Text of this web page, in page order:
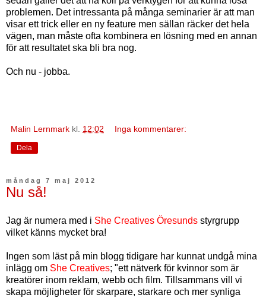
problemen. Det intressanta på många seminarier är att man
visar ett trick eller en ny feature men sällan räcker det hela
vägen, man måste ofta kombinera en lösning med en annan
för att resultatet ska bli bra nog.
Och nu - jobba.
Malin Lernmark kl. 12:02 Inga kommentarer:
Dela
måndag 7 maj 2012
Nu så!
Jag är numera med i She Creatives Öresunds styrgrupp
vilket känns mycket bra!
Ingen som läst på min blogg tidigare har kunnat undgå mina
inlägg om She Creatives; "ett nätverk för kvinnor som är
kreatörer inom reklam, webb och film. Tillsammans vill vi
skapa möjligheter för skarpare, starkare och mer synliga